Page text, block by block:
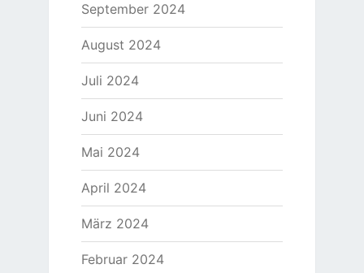
September 2024
August 2024
Juli 2024
Juni 2024
Mai 2024
April 2024
März 2024
Februar 2024